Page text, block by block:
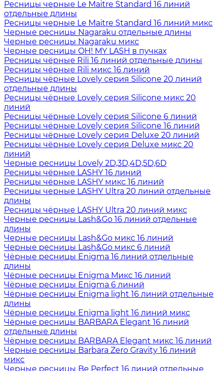
Ресницы черные Le Maitre Standard 16 линий
отдельные длины
Ресницы черные Le Maitre Standard 16 линий микс
Черные ресницы Nagaraku отдельные длины
Черные ресницы Nagaraku микс
Черные ресницы OH! MY LASH в пучках
Ресницы чёрные Rili 16 линий отдельные длины
Ресницы чёрные Rili микс 16 линий
Ресницы чёрные Lovely серия Silicone 20 линий
отдельные длины
Ресницы чёрные Lovely серия Silicone микс 20
линий
Ресницы чёрные Lovely серия Silicone 6 линий
Ресницы чёрные Lovely серия Silicone 16 линий
Ресницы чёрные Lovely серия Deluxe 20 линий
Ресницы чёрные Lovely серия Deluxe микс 20
линий
Черные ресницы Lovely 2D,3D,4D,5D,6D
Ресницы чёрные LASHY 16 линий
Ресницы чёрные LASHY микс 16 линий
Ресницы черные LASHY Ultra 20 линий отдельные
длины
Ресницы чёрные LASHY Ultra 20 линий микс
Черные ресницы Lash&Go 16 линий отдельные
длины
Черные ресницы Lash&Go микс 16 линий
Черные ресницы Lash&Go микс 6 линий
Чёрные ресницы Enigma 16 линий отдельные
длины
Чёрные ресницы Enigma Микс 16 линий
Чёрные ресницы Enigma 6 линий
Чёрные ресницы Enigma light 16 линий отдельные
длины
Чёрные ресницы Enigma light 16 линий микс
Чёрные ресницы BARBARA Elegant 16 линий
отдельные длины
Чёрные ресницы BARBARA Elegant микс 16 линий
Черные ресницы Barbara Zero Gravity 16 линий
микс
Черные ресницы Be Perfect 16 линий отдельные